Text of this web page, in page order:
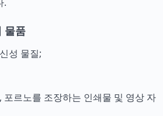
물품
성 물질;
포르노를 조장하는 인쇄물 및 영상 자